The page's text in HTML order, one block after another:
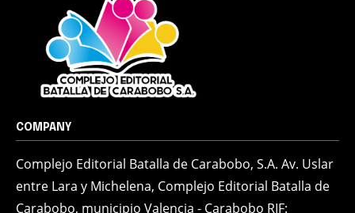
COMPANY
Complejo Editorial Batalla de Carabobo, S.A. Av. Uslar
entre Lara y Michelena, Complejo Editorial Batalla de
Carabobo, municipio Valencia - Carabobo RIF: